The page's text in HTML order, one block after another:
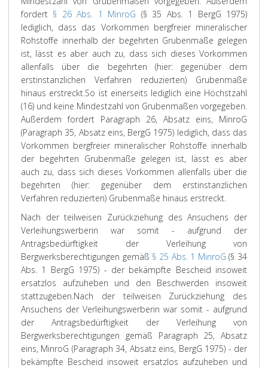
fordert § 26 Abs. 1 MinroG (§ 35 Abs. 1 BergG 1975)
lediglich, dass das Vorkommen bergfreier mineralischer
Rohstoffe innerhalb der begehrten Grubenmaße gelegen
ist, lässt es aber auch zu, dass sich dieses Vorkommen
allenfalls über die begehrten (hier: gegenüber dem
erstinstanzlichen Verfahren reduzierten) Grubenmaße
hinaus erstreckt.So ist einerseits lediglich eine Höchstzahl
(16) und keine Mindestzahl von Grubenmaßen vorgegeben.
Außerdem fordert Paragraph 26, Absatz eins, MinroG
(Paragraph 35, Absatz eins, BergG 1975) lediglich, dass das
Vorkommen bergfreier mineralischer Rohstoffe innerhalb
der begehrten Grubenmaße gelegen ist, lässt es aber
auch zu, dass sich dieses Vorkommen allenfalls über die
begehrten (hier: gegenüber dem erstinstanzlichen
Verfahren reduzierten) Grubenmaße hinaus erstreckt.
Nach der teilweisen Zurückziehung des Ansuchens der
Verleihungswerberin war somit - aufgrund der
Antragsbedürftigkeit der Verleihung von
Bergwerksberechtigungen gemäß § 25 Abs. 1 MinroG (§ 34
Abs. 1 BergG 1975) - der bekämpfte Bescheid insoweit
ersatzlos aufzuheben und den Beschwerden insoweit
stattzugeben.Nach der teilweisen Zurückziehung des
Ansuchens der Verleihungswerberin war somit - aufgrund
der Antragsbedürftigkeit der Verleihung von
Bergwerksberechtigungen gemäß Paragraph 25, Absatz
eins, MinroG (Paragraph 34, Absatz eins, BergG 1975) - der
bekämpfte Bescheid insoweit ersatzlos aufzuheben und